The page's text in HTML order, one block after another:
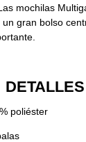
mochilas
gran bolso
DETALLES
poliéster